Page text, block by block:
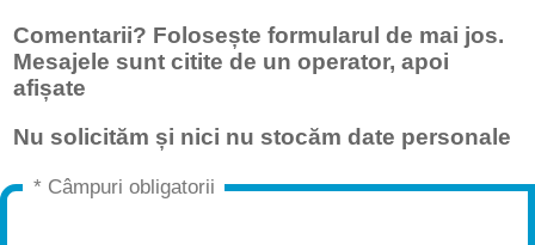
Comentarii? Folosește formularul de mai jos.
Mesajele sunt citite de un operator, apoi
afișate
Nu solicităm și nici nu stocăm date personale
* Câmpuri obligatorii